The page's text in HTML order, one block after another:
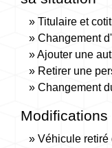
Titulaire et
Changement
Ajouter une
Retirer une
Changement
Véhicule retiré